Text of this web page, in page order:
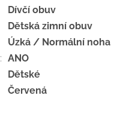
Dívčí obuv
Dětská zimní obuv
Úzká / Normální noha
: ANO
Dětské
Červená